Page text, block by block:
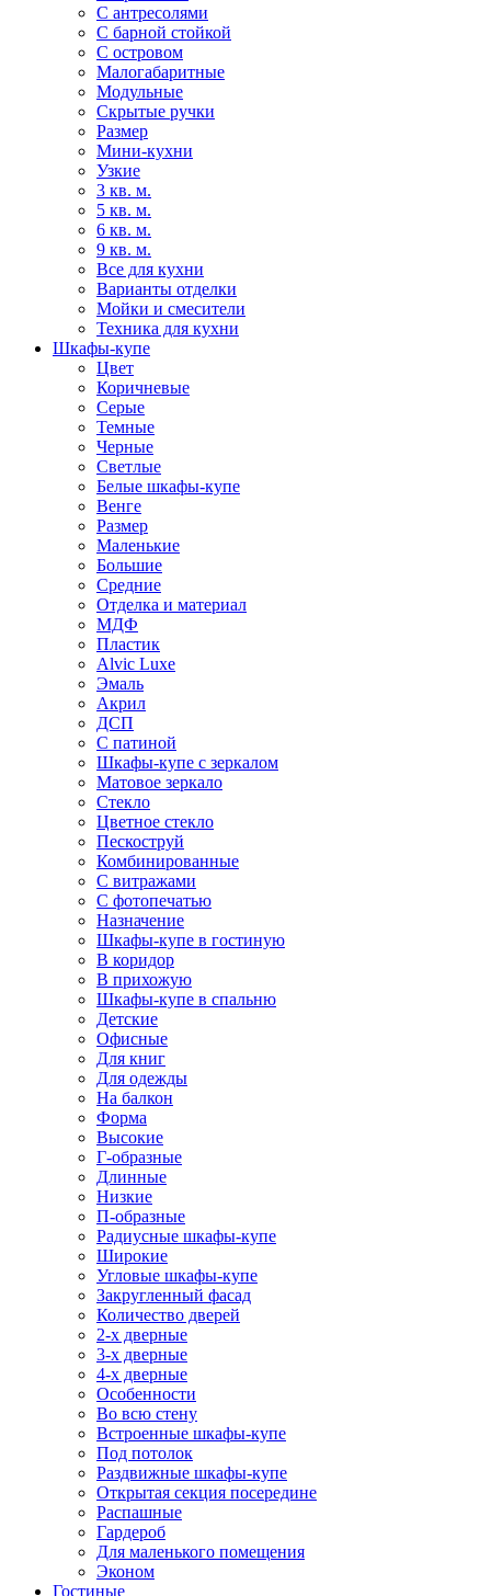
С антресолями
С барной стойкой
С островом
Малогабаритные
Модульные
Скрытые ручки
Размер
Мини-кухни
Узкие
3 кв. м.
5 кв. м.
6 кв. м.
9 кв. м.
Все для кухни
Варианты отделки
Мойки и смесители
Техника для кухни
Шкафы-купе
Цвет
Коричневые
Серые
Темные
Черные
Светлые
Белые шкафы-купе
Венге
Размер
Маленькие
Большие
Средние
Отделка и материал
МДФ
Пластик
Alvic Luxe
Эмаль
Акрил
ДСП
С патиной
Шкафы-купе с зеркалом
Матовое зеркало
Стекло
Цветное стекло
Пескоструй
Комбинированные
С витражами
С фотопечатью
Назначение
Шкафы-купе в гостиную
В коридор
В прихожую
Шкафы-купе в спальню
Детские
Офисные
Для книг
Для одежды
На балкон
Форма
Высокие
Г-образные
Длинные
Низкие
П-образные
Радиусные шкафы-купе
Широкие
Угловые шкафы-купе
Закругленный фасад
Количество дверей
2-х дверные
3-х дверные
4-х дверные
Особенности
Во всю стену
Встроенные шкафы-купе
Под потолок
Раздвижные шкафы-купе
Открытая секция посередине
Распашные
Гардероб
Для маленького помещения
Эконом
Гостиные